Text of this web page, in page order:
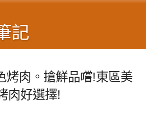
記
烤肉。搶鮮品嚐!東區美
肉好選擇!